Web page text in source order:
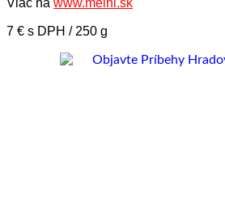
Viac na www.meinl.sk
7 € s DPH / 250 g